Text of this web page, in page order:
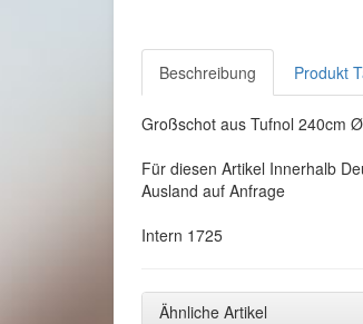
Beschreibung Produkt
Großschot aus Tufnol 240cm
Für diesen Artikel Innerhalb
Ausland auf Anfrage
Intern 1725
Ähnliche Artikel